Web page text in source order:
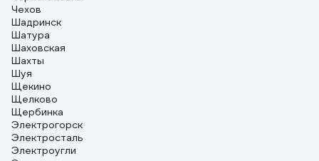
Чехов
Шадринск
Шатура
Шаховская
Шахты
Шуя
Щекино
Щелково
Щербинка
Электрогорск
Электросталь
Электроугли